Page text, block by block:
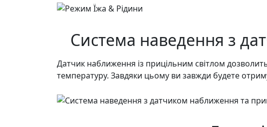
Система наведення з
Датчик наближення із прицільним світлом
температуру. Завдяки цьому ви завжди будете